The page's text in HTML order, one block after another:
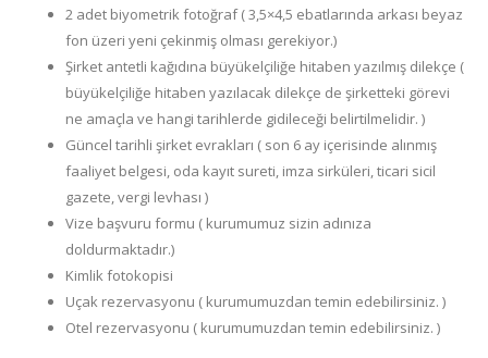
2 adet biyometrik fotoğraf ( 3,5×4,5 ebatlarında arkası beyaz
fon üzeri yeni çekinmiş olması gerekiyor.)
Şirket antetli kağıdına büyükelçiliğe hitaben yazılmış dilekçe (
büyükelçiliğe hitaben yazılacak dilekçe de şirketteki görevi
ne amaçla ve hangi tarihlerde gidileceği belirtilmelidir. )
Güncel tarihli şirket evrakları ( son 6 ay içerisinde alınmış
faaliyet belgesi, oda kayıt sureti, imza sirküleri, ticari sicil
gazete, vergi levhası )
Vize başvuru formu ( kurumumuz sizin adınıza
doldurmaktadır.)
Kimlik fotokopisi
Uçak rezervasyonu ( kurumumuzdan temin edebilirsiniz. )
Otel rezervasyonu ( kurumumuzdan temin edebilirsiniz. )